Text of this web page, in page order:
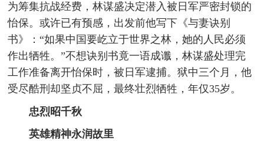
为筹集抗战经费，林谋盛决定潜入被日军严密封锁的
怡保。或许已有预感，出发前他写下《与妻诀别
书》：“如果中国要屹立于世界之林，她的人民必须
作出牺牲。”不想诀别书竟一语成谶，林谋盛处理完
工作准备离开怡保时，被日军逮捕。狱中三个月，他
受尽酷刑却坚贞不屈，最终壮烈牺牲，年仅35岁。
忠烈昭千秋
英雄精神永润故里